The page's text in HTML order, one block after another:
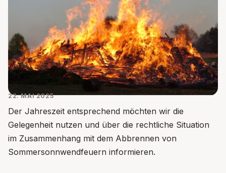
22. MAI 2025
Der Jahreszeit entsprechend möchten wir die
Gelegenheit nutzen und über die rechtliche Situation
im Zusammenhang mit dem Abbrennen von
Sommersonnwendfeuern informieren.